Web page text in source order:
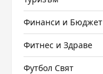
Финанси и Бюджет
Фитнес и Здраве
Футбол Свят